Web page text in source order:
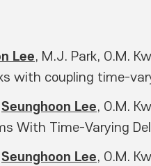
Lee, M.J. Park, O.M.
with coupling time-
Seunghoon Lee, O.M.
With Time-Varying
Seunghoon Lee, O.M.